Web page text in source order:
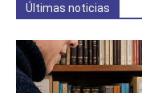
Últimas noticias